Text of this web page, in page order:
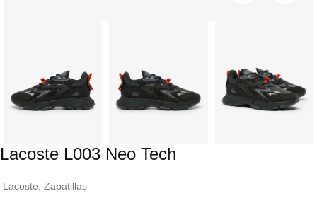
Lacoste L003 Neo Tech
Lacoste Zapatillas